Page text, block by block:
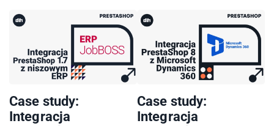
Case study:
Integracja
Case study:
Integracja